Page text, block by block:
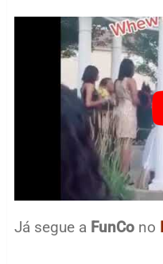
Já segue a FunCono